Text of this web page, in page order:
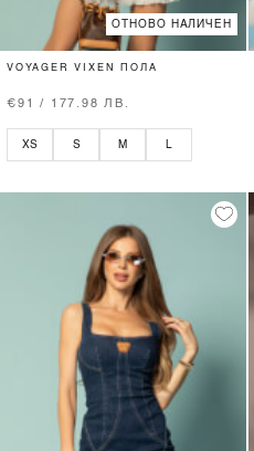
ОТНОВО НАЛИЧЕН
VOYAGER VIXEN ПОЛА
€91 / 177.98 ЛВ.
XS S M L